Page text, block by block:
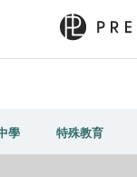
學 特殊教育